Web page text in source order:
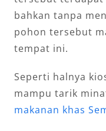
bahkan tanpa
pohon tersebut
tempat ini.
Seperti halnya
mampu tarik
makanan khas